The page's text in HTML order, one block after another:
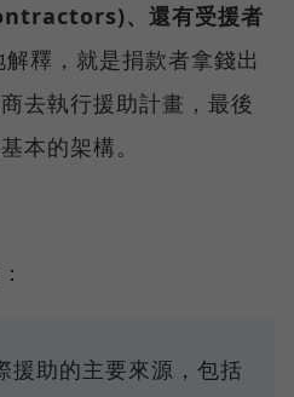
、還有受援者
釋，就是捐款者拿錢出
去執行援助計畫，最後
本的架構。
援助的主要來源，包括